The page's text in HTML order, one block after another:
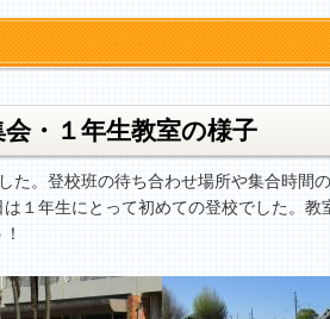
・１年生教室の様子
た。登校班の待ち合わせ場所や集合時間
１年生にとって初めての登校でした。